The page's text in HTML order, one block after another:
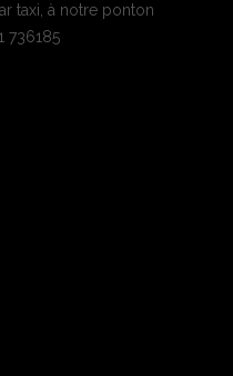
taxi, à notre ponton
736185